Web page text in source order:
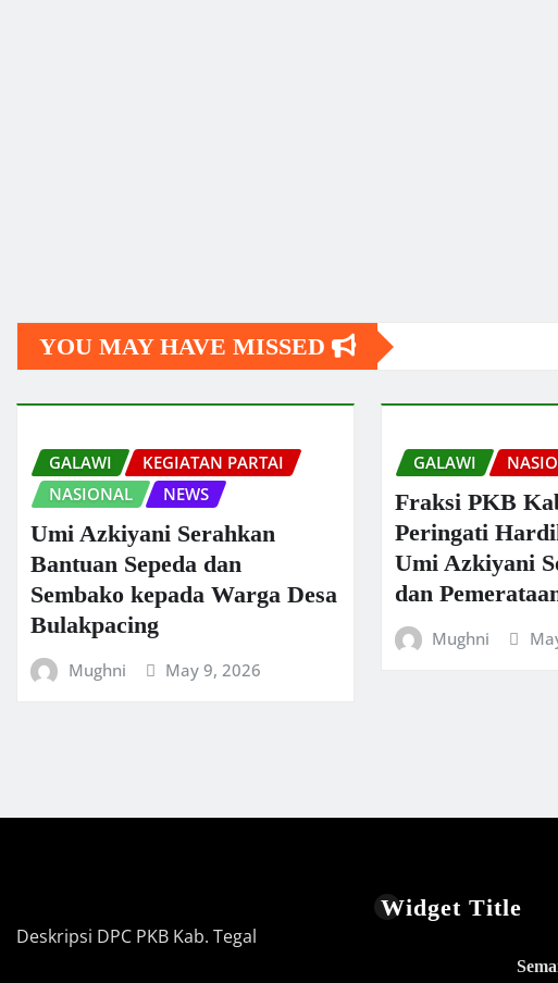
YOU MAY HAVE MISSED
GALAWI
KEGIATAN PARTAI
NASIONAL
NEWS
Umi Azkiyani Serahkan
Bantuan Sepeda dan
Sembako kepada Warga Desa
Bulakpacing
Mughni May 9, 2026
GALAWI
Fraksi PKB
Peringati
Umi Azkiyani
dan
Mughni
Deskripsi DPC PKB Kab. Tegal
Widget Title